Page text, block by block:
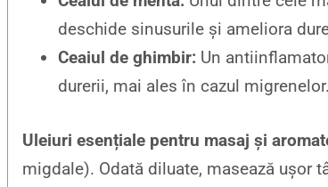
deschide sinusurile și ameliora
Ceaiul de ghimbir: Un
durerii, mai ales în cazul migrenelor.
Uleiuri esențiale pentru masaj și
migdale). Odată diluate, masează ușor